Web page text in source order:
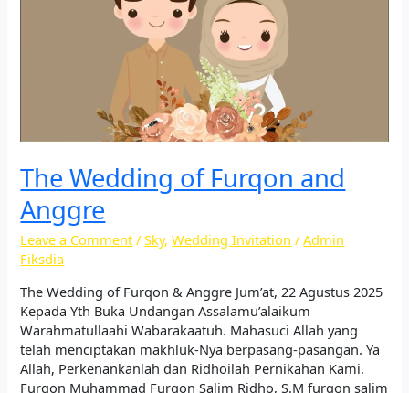
The Wedding of Furqon and
Anggre
Leave a Comment /Sky,Wedding Invitation /Admin
Fiksdia
The Wedding of Furqon & Anggre Jum’at, 22 Agustus 2025
Kepada Yth Buka Undangan Assalamu’alaikum
Warahmatullaahi Wabarakaatuh. Mahasuci Allah yang
telah menciptakan makhluk-Nya berpasang-pasangan. Ya
Allah, Perkenankanlah dan Ridhoilah Pernikahan Kami.​​
Furqon Muhammad Furqon Salim Ridho, S.M furqon salim